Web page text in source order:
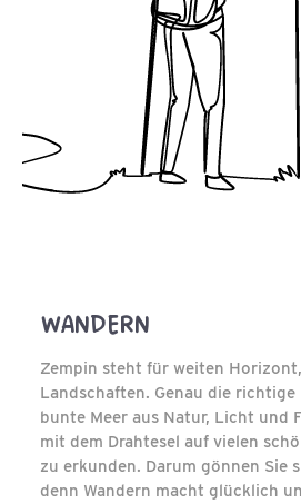
WANDERN
Zempin steht für weiten
Landschaften. Genau die richtige
bunte Meer aus Natur, Licht und
mit dem Drahtesel auf vielen
zu erkunden. Darum gönnen Sie
denn Wandern macht glücklich